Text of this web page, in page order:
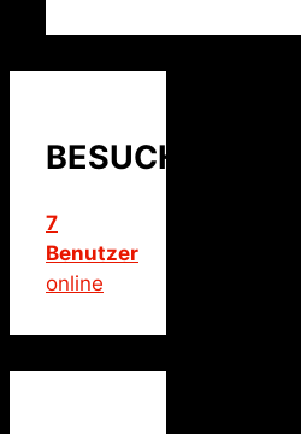
BESUCHER
7
Benutzer
online